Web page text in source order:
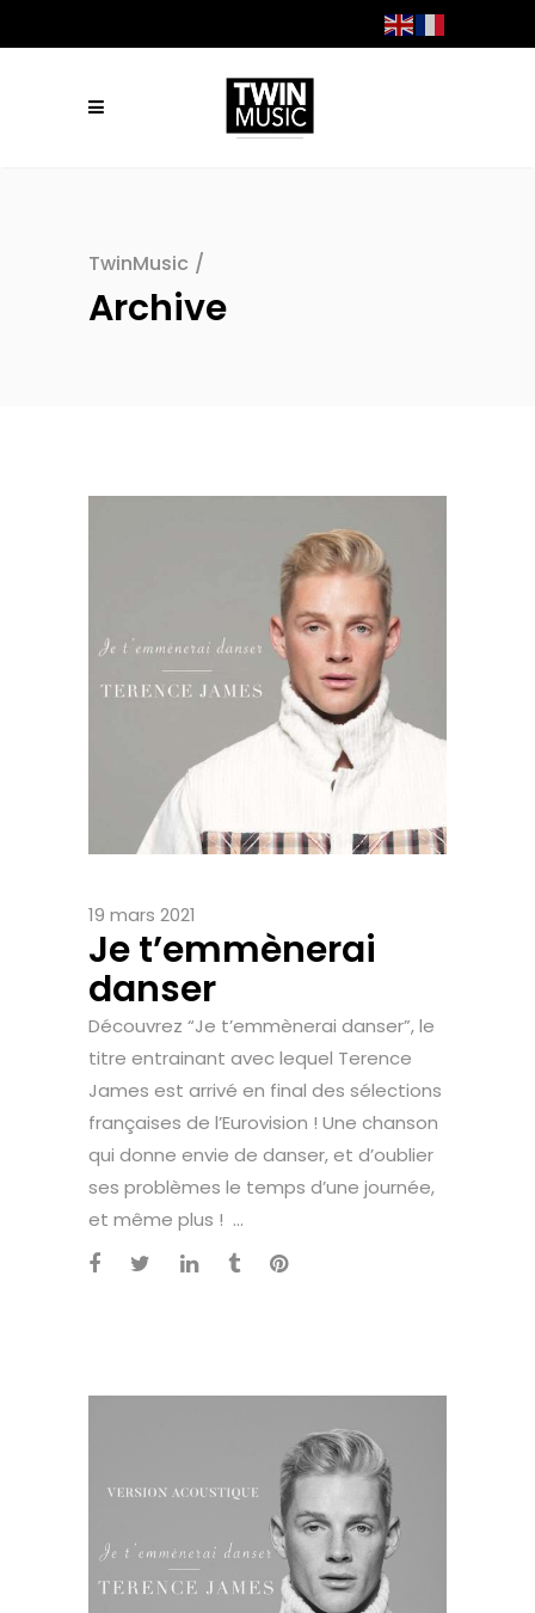
TwinMusic /
Archive
19 mars 2021
Je t’emmènerai
danser
Découvrez “Je t’emmènerai danser”, le
titre entrainant avec lequel Terence
James est arrivé en final des sélections
françaises de l’Eurovision ! Une chanson
qui donne envie de danser, et d’oublier
ses problèmes le temps d’une journée,
et même plus ! ...